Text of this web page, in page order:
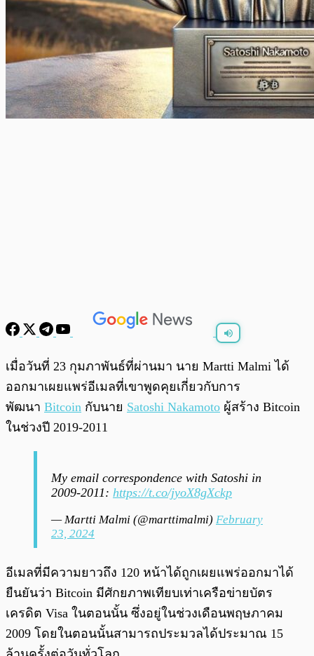
พร้อมเล่น 0:00
เมื่อวันที่ 23 กุมภาพันธ์ที่ผ่านมา นาย Martti Malmi ได้
ออกมาเผยแพร่อีเมลที่เขาพูดคุยเกี่ยวกับการ
พัฒนา Bitcoin กับนาย Satoshi Nakamoto ผู้สร้าง Bitcoin
ในช่วงปี 2019-2011
My email correspondence with Satoshi in
2009-2011: https://t.co/jyoX8gXckp
— Martti Malmi (@marttimalmi) February
23, 2024
อีเมลที่มีความยาวถึง 120 หน้าได้ถูกเผยแพร่ออกมาได้
ยืนยันว่า Bitcoin มีศักยภาพเทียบเท่าเครือข่ายบัตร
เครดิต Visa ในตอนนั้น ซึ่งอยู่ในช่วงเดือนพฤษภาคม
2009 โดยในตอนนั้นสามารถประมวลได้ประมาณ 15